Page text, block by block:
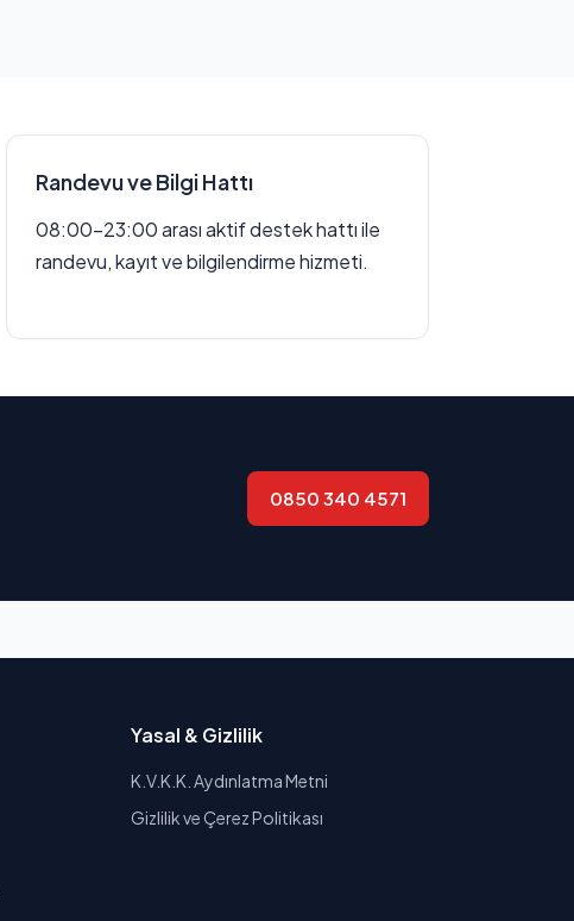
Randevu ve Bilgi Hattı
08:00–23:00 arası aktif destek hattı ile
randevu, kayıt ve bilgilendirme hizmeti.
0850 340 4571
Yasal & Gizlilik
K.V.K.K. Aydınlatma Metni
Gizlilik ve Çerez Politikası